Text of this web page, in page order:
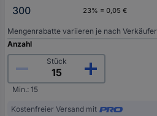
300
23% = 0,05 €
Mengenrabatte variieren je nach Verkäufer
Anzahl
Stück
Min.: 15
Kostenfreier Versand mit